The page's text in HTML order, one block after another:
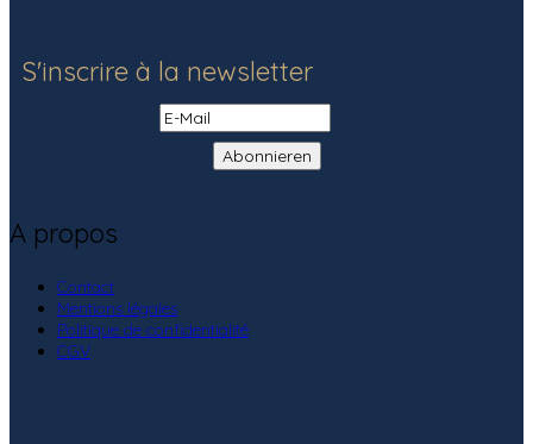
S'inscrire à la newsletter
A propos
Contact
Mentions légales
Politique de confidentialité
CGV